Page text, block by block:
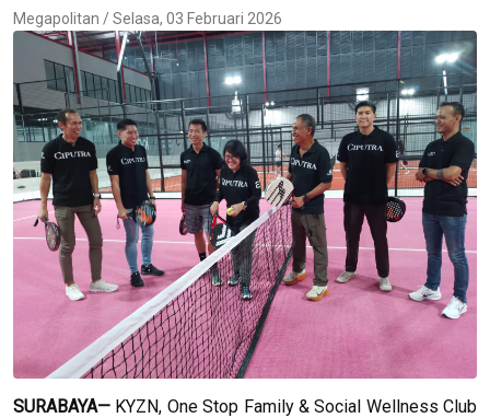
Megapolitan / Selasa, 03 Februari 2026
SURABAYA— KYZN, One Stop Family & Social Wellness Club